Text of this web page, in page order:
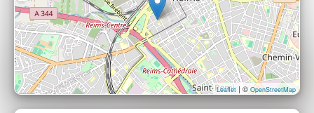
Leaflet | © OpenStreetMap